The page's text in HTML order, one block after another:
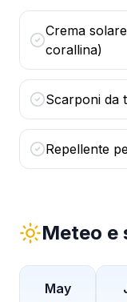
Crema
corallina)
Scarponi da
Repellente
Meteo e
May